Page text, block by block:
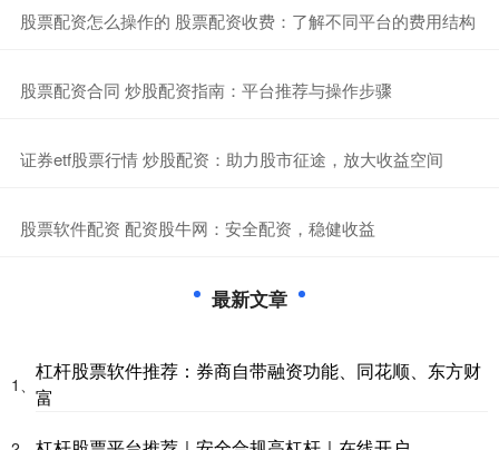
​股票配资怎么操作的 股票配资收费：了解不同平台的费用结构
​股票配资合同 炒股配资指南：平台推荐与操作步骤
​证券etf股票行情 炒股配资：助力股市征途，放大收益空间
​股票软件配资 配资股牛网：安全配资，稳健收益
最新文章
1、
杠杆股票软件推荐：券商自带融资功能、同花顺、东方财
富